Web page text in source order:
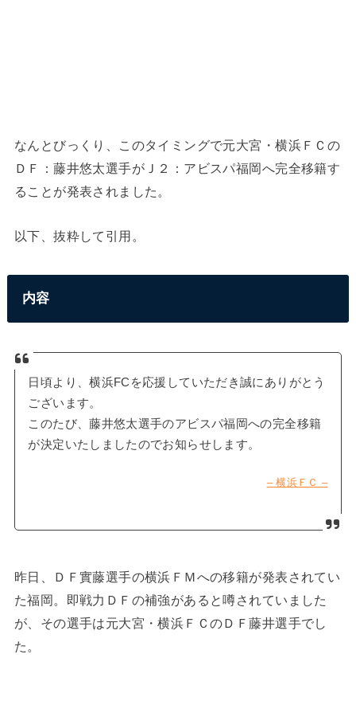
なんとびっくり、このタイミングで元大宮・横浜ＦＣの
ＤＦ：藤井悠太選手がＪ２：アビスパ福岡へ完全移籍す
ることが発表されました。
以下、抜粋して引用。
内容
日頃より、横浜FCを応援していただき誠にありがとう
ございます。
このたび、藤井悠太選手のアビスパ福岡への完全移籍
が決定いたしましたのでお知らせします。
– 横浜ＦＣ –
昨日、ＤＦ實藤選手の横浜ＦＭへの移籍が発表されてい
た福岡。即戦力ＤＦの補強があると噂されていました
が、その選手は元大宮・横浜ＦＣのＤＦ藤井選手でし
た。